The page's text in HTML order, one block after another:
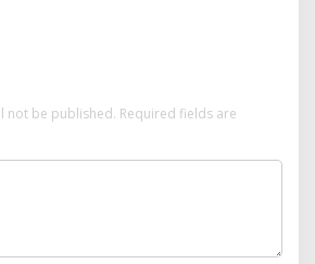
not be published. Required fields are